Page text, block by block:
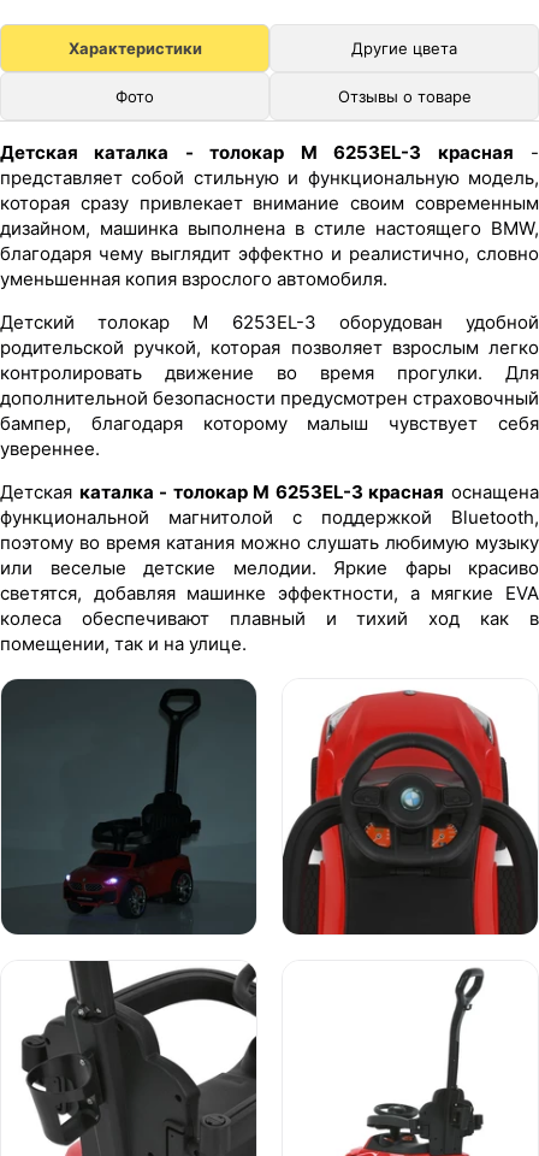
Характеристики Другие цвета
Фото Отзывы о товаре
Детская каталка - толокар M 6253EL-3 красная -
представляет собой стильную и функциональную модель,
которая сразу привлекает внимание своим современным
дизайном, машинка выполнена в стиле настоящего BMW,
благодаря чему выглядит эффектно и реалистично, словно
уменьшенная копия взрослого автомобиля.
Детский толокар M 6253EL-3 оборудован удобной
родительской ручкой, которая позволяет взрослым легко
контролировать движение во время прогулки. Для
дополнительной безопасности предусмотрен страховочный
бампер, благодаря которому малыш чувствует себя
увереннее.
Детская каталка - толокар M 6253EL-3 красная оснащена
функциональной магнитолой с поддержкой Bluetooth,
поэтому во время катания можно слушать любимую музыку
или веселые детские мелодии. Яркие фары красиво
светятся, добавляя машинке эффектности, а мягкие EVA
колеса обеспечивают плавный и тихий ход как в
помещении, так и на улице.